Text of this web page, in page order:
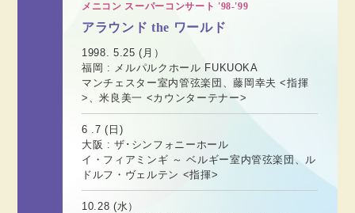
メニコン スーパーコンサート '98-'99
アラウンド the ワールド
1998. 5.25 (月）
福岡 : メルパルクホール FUKUOKA
マンチェスター室内管弦楽団、藤岡幸夫 <指揮
>、米良美一 <カウンターテナー>
6 .7 (日)
大阪 : ザ･シンフォニーホール
イ・フィアミンギ ～ ベルギー室内管弦楽団、ル
ドルフ・ヴェルテン <指揮>
10.28 (水）